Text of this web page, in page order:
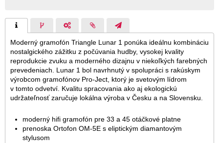
Moderný gramofón Triangle Lunar 1 ponúka ideálnu kombináciu
nostalgického zážitku z počúvania hudby, vysokej kvality
reprodukcie zvuku a moderného dizajnu v niekoľkých farebných
prevedeniach. Lunar 1 bol navrhnutý v spolupráci s rakúskym
výrobcom gramofónov Pro-Ject, ktorý je svetovým lídrom
v tomto odvetví. Kvalitu spracovania ako aj ekologickú
udržateľnosť zaručuje lokálna výroba v Česku a na Slovensku.
moderný hifi gramofón pre 33 a 45 otáčkové platne
prenoska Ortofon OM-5E s eliptickým diamantovým
stylusom